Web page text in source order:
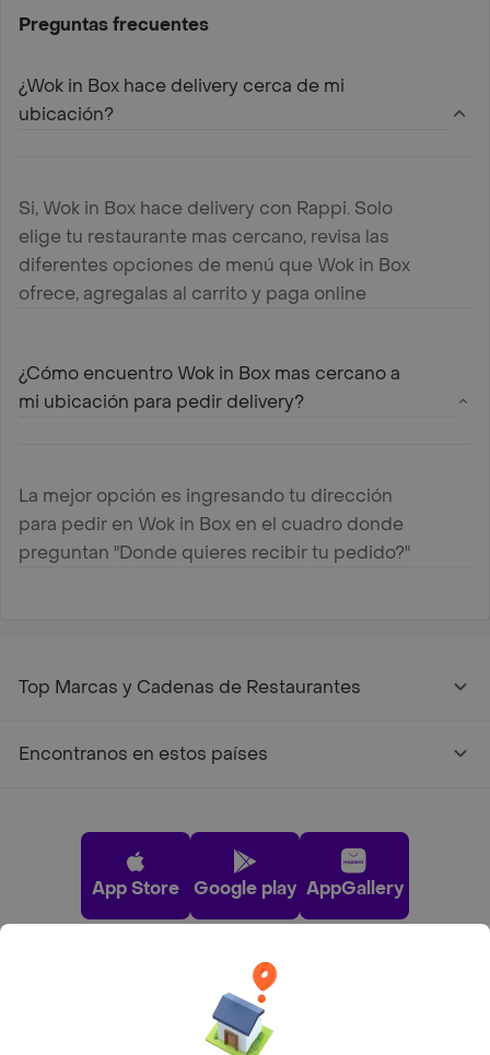
Preguntas frecuentes
¿Wok in Box hace delivery cerca de mi
ubicación?
Si, Wok in Box hace delivery con Rappi. Solo
elige tu restaurante mas cercano, revisa las
diferentes opciones de menú que Wok in Box
ofrece, agregalas al carrito y paga online
¿Cómo encuentro Wok in Box mas cercano a
mi ubicación para pedir delivery?
La mejor opción es ingresando tu dirección
para pedir en Wok in Box en el cuadro donde
preguntan "Donde quieres recibir tu pedido?"
Top Marcas y Cadenas de Restaurantes
Encontranos en estos países
App Store Google play AppGallery
Pide tu comida favorita cerca de ti